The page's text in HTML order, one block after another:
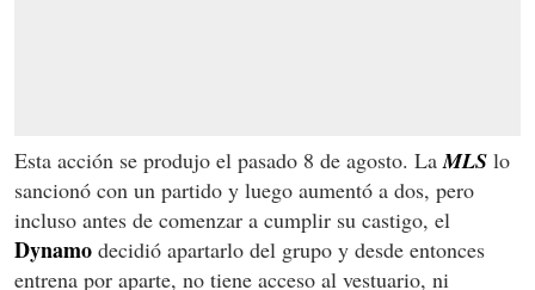
Esta acción se produjo el pasado 8 de agosto. LaMLS lo
sancionó con un partido y luego aumentó a dos, pero
incluso antes de comenzar a cumplir su castigo, el
Dynamo decidió apartarlo del grupo y desde entonces
entrena por aparte, no tiene acceso al vestuario, ni